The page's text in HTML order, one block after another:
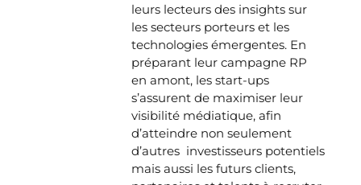
leurs lecteurs des insights sur
les secteurs porteurs et les
technologies émergentes. En
préparant leur campagne RP
en amont, les start-ups
s’assurent de maximiser leur
visibilité médiatique, afin
d’atteindre non seulement
d’autres investisseurs potentiels
mais aussi les futurs clients,